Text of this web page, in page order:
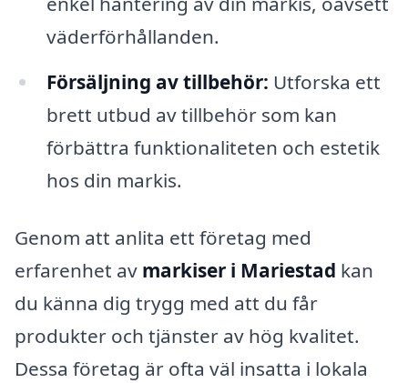
väderförhållanden.
Försäljning av tillbehör: Utforska ett
brett utbud av tillbehör som kan
förbättra funktionaliteten och estetik
hos din markis.
Genom att anlita ett företag med
erfarenhet av markiser i Mariestad kan
du känna dig trygg med att du får
produkter och tjänster av hög kvalitet.
Dessa företag är ofta väl insatta i lokala